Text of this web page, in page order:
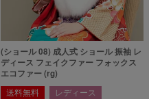
(ショール 08) 成人式 ショール 振袖 レ
ディース フェイクファー フォックス
エコファー (rg)
送料無料 レディース